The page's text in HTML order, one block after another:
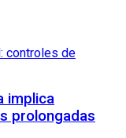
implica
prolongadas